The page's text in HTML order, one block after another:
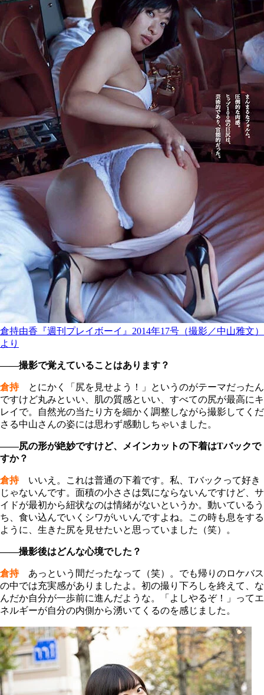
倉持由香『週刊プレイボーイ』2014年17号（撮影／中山雅文）
より
――撮影で覚えていることはあります？
倉持とにかく「尻を見せよう！」というのがテーマだったん
ですけど丸みといい、肌の質感といい、すべての尻が最高にキ
レイで。自然光の当たり方を細かく調整しながら撮影してくだ
さる中山さんの姿には思わず感動しちゃいました。
――尻の形が絶妙ですけど、メインカットの下着はTバックで
すか？
倉持いいえ。これは普通の下着です。私、Tバックって好き
じゃないんです。面積の小ささは気にならないんですけど、サ
イドが最初から紐状なのは情緒がないというか。動いているう
ち、食い込んでいくシワがいいんですよね。この時も息をする
ように、生きた尻を見せたいと思っていました（笑）。
――撮影後はどんな心境でした？
倉持あっという間だったなって（笑）。でも帰りのロケバス
の中では充実感がありましたよ。初の撮り下ろしを終えて、な
んだか自分が一歩前に進んだような。「よしやるぞ！」ってエ
ネルギーが自分の内側から湧いてくるのを感じました。